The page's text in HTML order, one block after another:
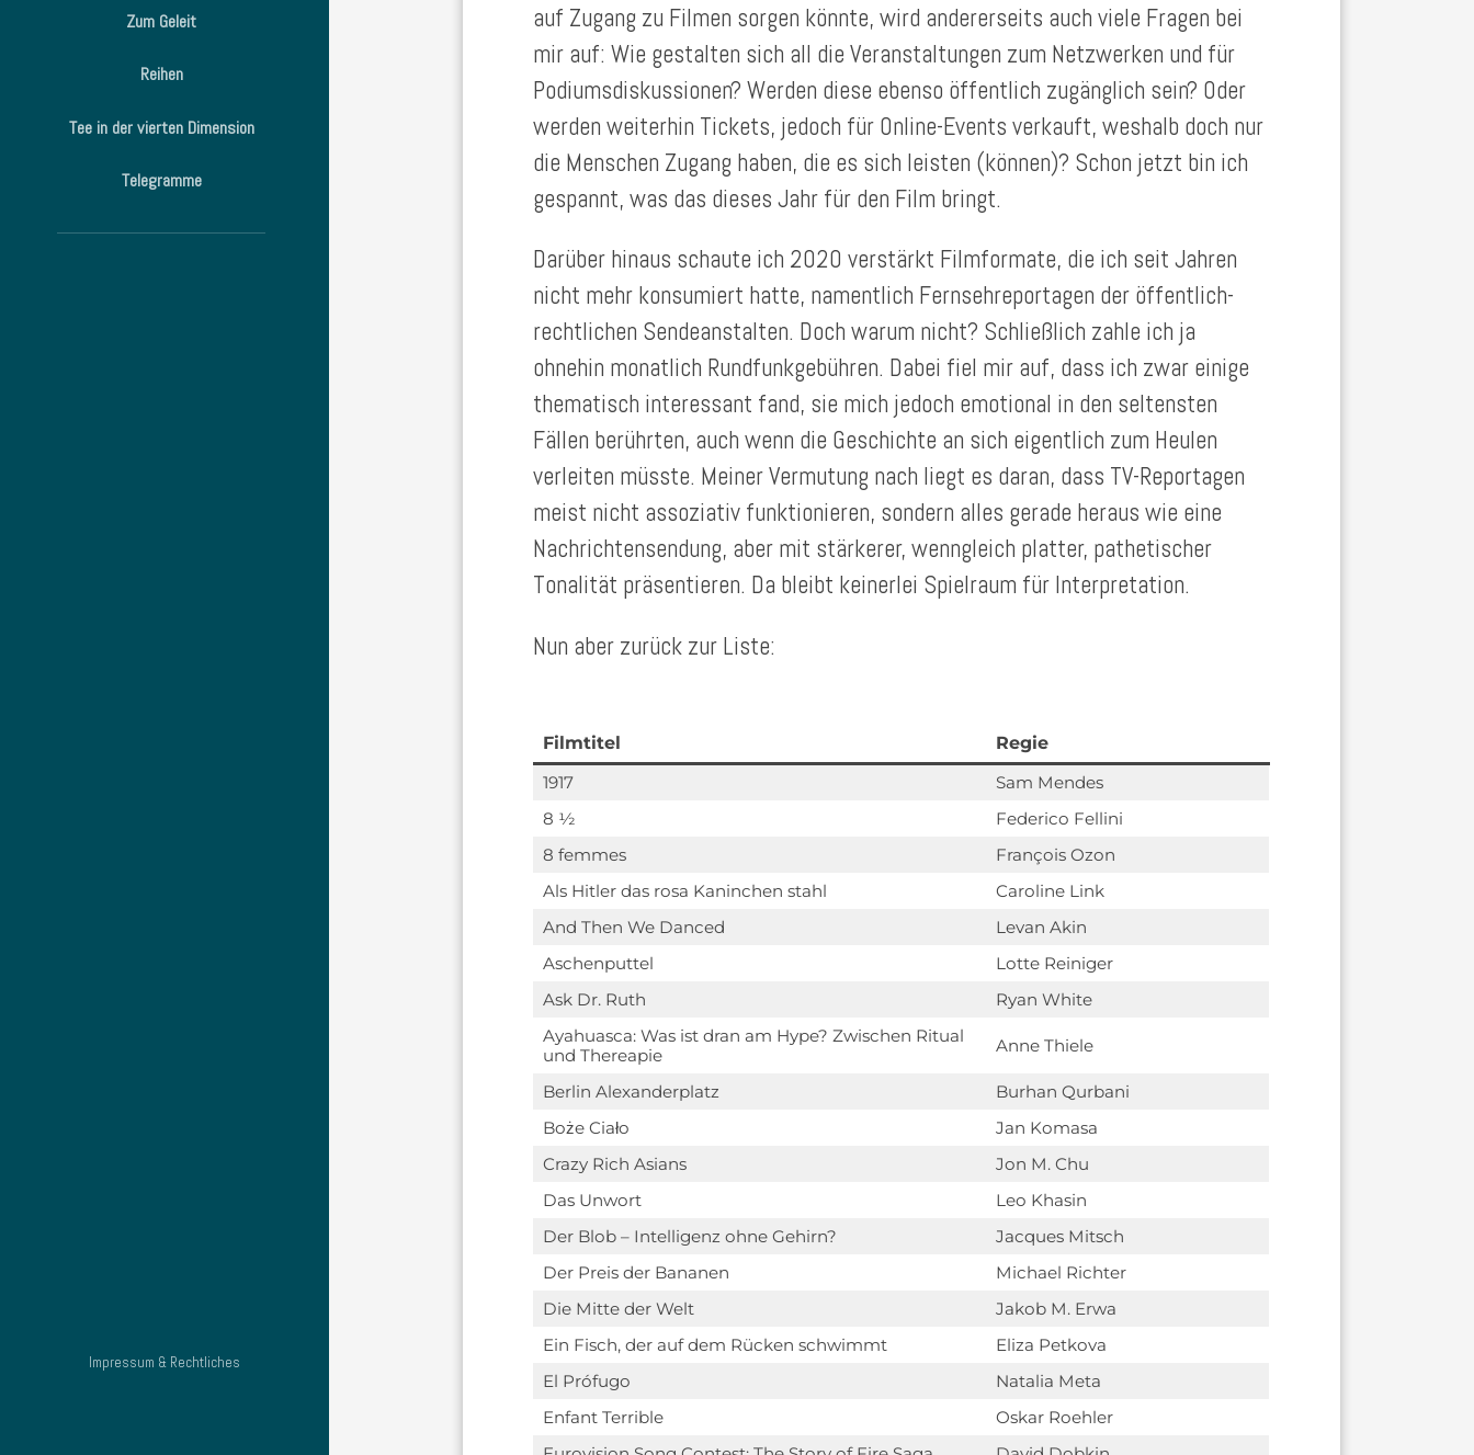
Zum Geleit
Reihen
Tee in der vierten Dimension
Telegramme
Impressum & Rechtliches
auf Zugang zu Filmen sorgen könnte, wird andererseits auch viele Fragen bei
mir auf: Wie gestalten sich all die Veranstaltungen zum Netzwerken und für
Podiumsdiskussionen? Werden diese ebenso öffentlich zugänglich sein? Oder
werden weiterhin Tickets, jedoch für Online-Events verkauft, weshalb doch nur
die Menschen Zugang haben, die es sich leisten (können)? Schon jetzt bin ich
gespannt, was das dieses Jahr für den Film bringt.
Darüber hinaus schaute ich 2020 verstärkt Filmformate, die ich seit Jahren
nicht mehr konsumiert hatte, namentlich Fernsehreportagen der öffentlich-
rechtlichen Sendeanstalten. Doch warum nicht? Schließlich zahle ich ja
ohnehin monatlich Rundfunkgebühren. Dabei fiel mir auf, dass ich zwar einige
thematisch interessant fand, sie mich jedoch emotional in den seltensten
Fällen berührten, auch wenn die Geschichte an sich eigentlich zum Heulen
verleiten müsste. Meiner Vermutung nach liegt es daran, dass TV-Reportagen
meist nicht assoziativ funktionieren, sondern alles gerade heraus wie eine
Nachrichtensendung, aber mit stärkerer, wenngleich platter, pathetischer
Tonalität präsentieren. Da bleibt keinerlei Spielraum für Interpretation.
Nun aber zurück zur Liste:
Filmtitel
Regie
1917
Sam Mendes
8 ½
Federico Fellini
8 femmes
François Ozon
Als Hitler das rosa Kaninchen stahl
Caroline Link
And Then We Danced
Levan Akin
Aschenputtel
Lotte Reiniger
Ask Dr. Ruth
Ryan White
Ayahuasca: Was ist dran am Hype? Zwischen Ritual
und Thereapie
Anne Thiele
Berlin Alexanderplatz
Burhan Qurbani
Boże Ciało
Jan Komasa
Crazy Rich Asians
Jon M. Chu
Das Unwort
Leo Khasin
Der Blob – Intelligenz ohne Gehirn?
Jacques Mitsch
Der Preis der Bananen
Michael Richter
Die Mitte der Welt
Jakob M. Erwa
Ein Fisch, der auf dem Rücken schwimmt
Eliza Petkova
El Prófugo
Natalia Meta
Enfant Terrible
Oskar Roehler